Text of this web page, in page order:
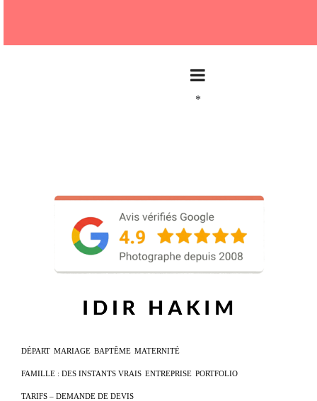
*
DÉPART MARIAGE BAPTÊME MATERNITÉ
FAMILLE : DES INSTANTS VRAIS ENTREPRISE PORTFOLIO
TARIFS – DEMANDE DE DEVIS